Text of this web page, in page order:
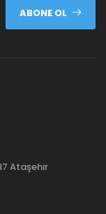
ABONE OL
Ataşehir